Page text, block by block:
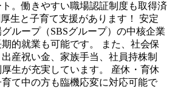
。働きやすい職場認証制度も取得済
生と子育て支援があります！ 安定
ループ（SBSグループ）の中核企業
的就業も可能です。 また、社会保
産祝い金、家族手当、社員持株制
生が充実しています。 産休・育休
て中の方も臨機応変に対応可能で